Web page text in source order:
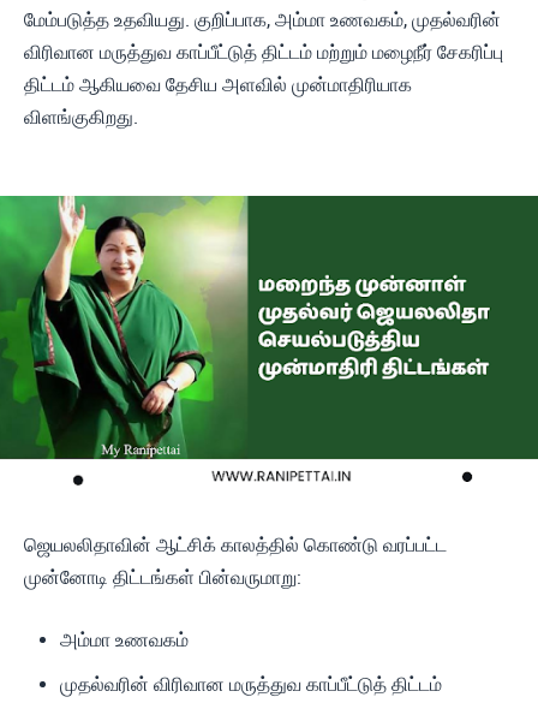
மேம்படுத்த உதவியது. குறிப்பாக, அம்மா உணவகம், முதல்வரின்
விரிவான மருத்துவ காப்பீட்டுத் திட்டம் மற்றும் மழைநீர் சேகரிப்பு
திட்டம் ஆகியவை தேசிய அளவில் முன்மாதிரியாக
விளங்குகிறது.
ஜெயலலிதாவின் ஆட்சிக் காலத்தில் கொண்டு வரப்பட்ட
முன்னோடி திட்டங்கள் பின்வருமாறு:
அம்மா உணவகம்
முதல்வரின் விரிவான மருத்துவ காப்பீட்டுத் திட்டம்